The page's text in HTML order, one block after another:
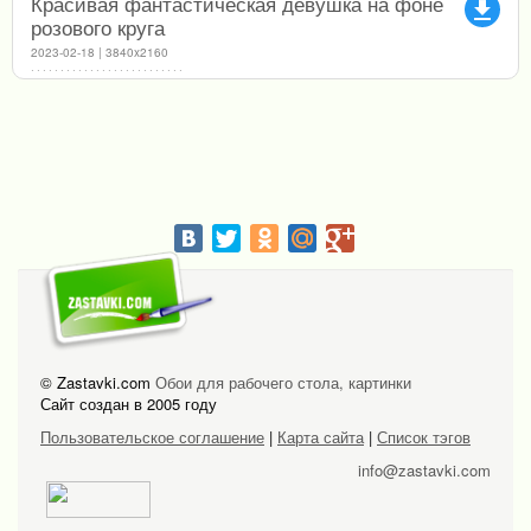
file_download
розового круга
2023-02-18 | 3840x2160
© Zastavki.com Обои для рабочего стола, картинки
Сайт создан в 2005 году
Пользовательское соглашение | Карта сайта| Список тэгов
info@zastavki.com